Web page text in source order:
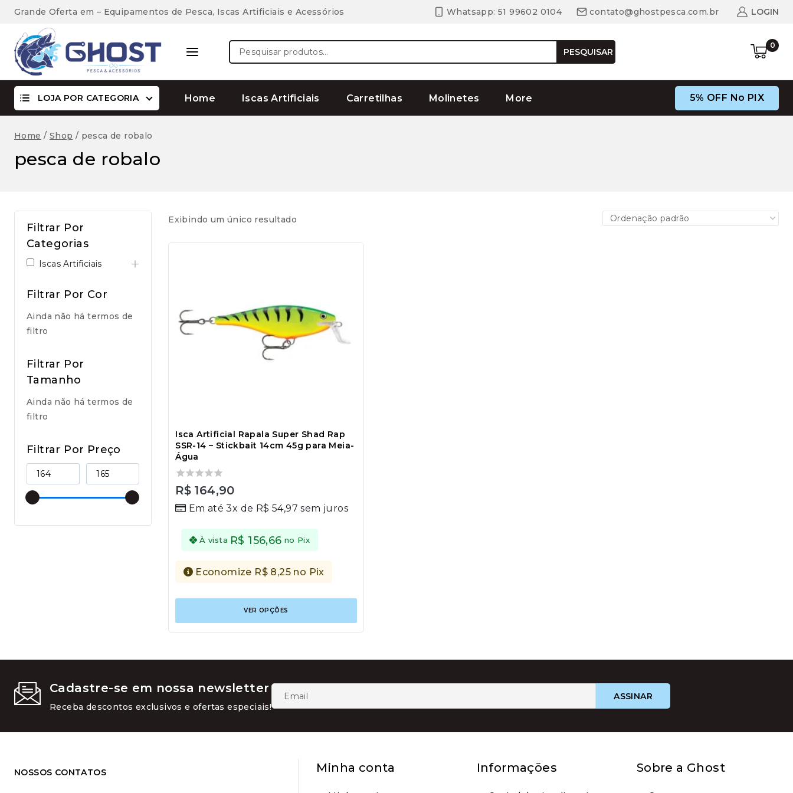
Grande Oferta em – Equipamentos de Pesca, Iscas Artificiais e Acessórios Whatsapp: 51 99602 0104 contato@ghostpesca.com.br LOGIN
Pesquisar
por:
PESQUISAR
0
LOJA POR CATEGORIA Home Iscas Artificiais Carretilhas Molinetes More 5% OFF No PIX
Home / Shop / pesca de robalo
pesca de robalo
Exibindo um único resultado
Isca Artificial Rapala Super Shad Rap
SSR-14 – Stickbait 14cm 45g para Meia-
Água
0
of
R$ 164,90
Em até 3x de R$54,97 sem juros
À vista R$ 156,66 no Pix
Economize R$ 8,25 no Pix
VER OPÇÕES
Este
tem
várias
na
do
Filtrar Por
Categorias
Iscas Artificiais
Filtrar Por Cor
Ainda não há termos de
filtro
Filtrar Por
Tamanho
Ainda não há termos de
filtro
Filtrar Por Preço
Cadastre-se em nossa newsletter
Receba descontos exclusivos e ofertas especiais!
NOSSOS CONTATOS Minha conta Informações Sobre a Ghost